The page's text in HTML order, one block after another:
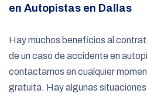
en Autopistas en Dallas
Hay muchos beneficios al
de un caso de accidente en
contactarnos en cualquier
gratuita. Hay algunas situaciones